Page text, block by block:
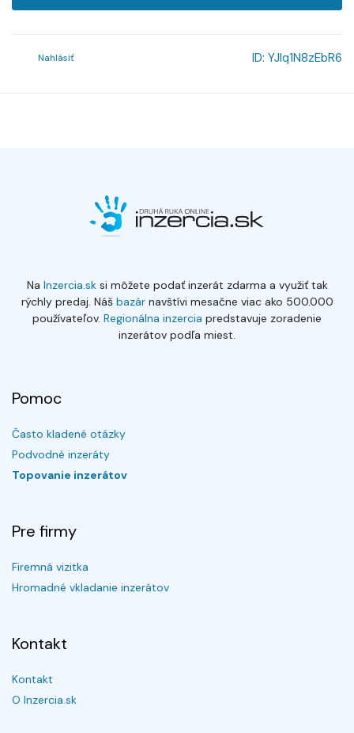
Nahlásiť ID: YJlq1N8zEbR6
Na Inzercia.sksi môžete podať inzerát zdarma a využiť tak
rýchly predaj. Náš bazárnavštívi mesačne viac ako 500.000
používateľov. Regionálna inzercia predstavuje zoradenie
inzerátov podľa miest.
Pomoc
Často kladené otázky
Podvodné inzeráty
Topovanie inzerátov
Pre firmy
Firemná vizitka
Hromadné vkladanie inzerátov
Kontakt
Kontakt
O Inzercia.sk